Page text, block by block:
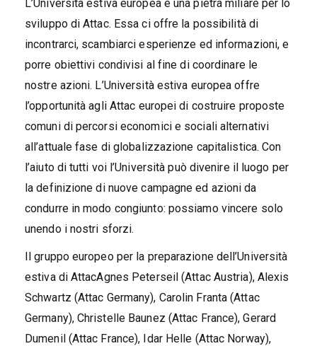
L’Università estiva europea è una pietra miliare per lo
sviluppo di Attac. Essa ci offre la possibilità di
incontrarci, scambiarci esperienze ed informazioni, e
porre obiettivi condivisi al fine di coordinare le
nostre azioni. L’Università estiva europea offre
l’opportunità agli Attac europei di costruire proposte
comuni di percorsi economici e sociali alternativi
all’attuale fase di globalizzazione capitalistica. Con
l’aiuto di tutti voi l’Università può divenire il luogo per
la definizione di nuove campagne ed azioni da
condurre in modo congiunto: possiamo vincere solo
unendo i nostri sforzi.
Il gruppo europeo per la preparazione dell’Università
estiva di AttacAgnes Peterseil (Attac Austria), Alexis
Schwartz (Attac Germany), Carolin Franta (Attac
Germany), Christelle Baunez (Attac France), Gerard
Dumenil (Attac France), Idar Helle (Attac Norway),